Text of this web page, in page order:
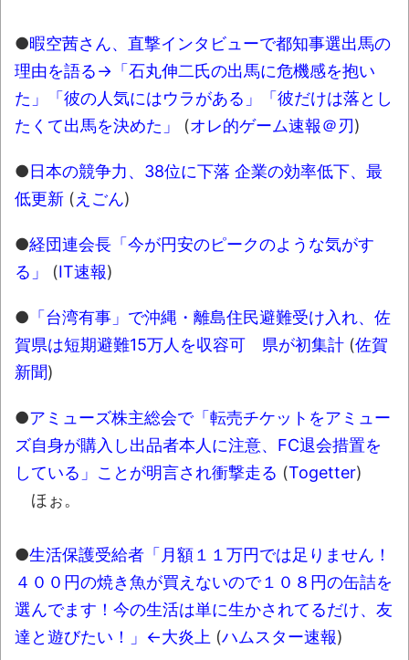
進撃の巨人シーズン7 ファイナルシーズンの
感想
TBS「マツコの知らない世界」スタグル特
集でほとんど紹介されなかったJリーグ…なら
ば自分たちで紹介だ！
【衝撃】道志村の骨や服、沢の上流から流
されてきた可能性・・・・・・・・・
オーストラリアの男性飛行家 太平洋横断
飛行
「ム、ムリです・・・」メガネ美人ナース
に入院中のオレのオナサポ懇願したら・・・
「ム、ムリです・・・」メガネ美人ナース
に入院中のオレのオナサポ懇願したら・・・
いう無茶に踏み切ってしまったのか
ブログお引越しのお知らせ
まるで親子のような子猫とシェパード
●暇空茜さん、直撃インタビューで都知事選出馬の
理由を語る→「石丸伸二氏の出馬に危機感を抱い
た」「彼の人気にはウラがある」「彼だけは落とし
たくて出馬を決めた」
(オレ的ゲーム速報＠刃)
●日本の競争力、38位に下落 企業の効率低下、最
低更新 (えごん)
●経団連会長「今が円安のピークのような気がす
る」
(IT速報)
● 「台湾有事」で沖縄・離島住民避難受け入れ、佐
賀県は短期避難15万人を収容可 県が初集計 (佐賀
新聞)
●アミューズ株主総会で「転売チケットをアミュー
ズ自身が購入し出品者本人に注意、FC退会措置を
している」ことが明言され衝撃走る (Togetter)
ほぉ。
●生活保護受給者「月額１１万円では足りません！
４００円の焼き魚が買えないので１０８円の缶詰を
選んでます！今の生活は単に生かされてるだけ、友
達と遊びたい！」←大炎上 (ハムスター速報)